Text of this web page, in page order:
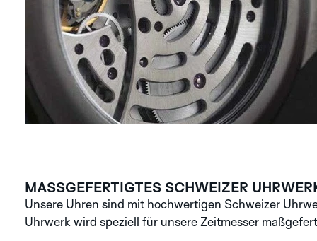
MASSGEFERTIGTES SCHWEIZER
Unsere Uhren sind mit hochwertigen Schweizer
Uhrwerk wird speziell für unsere Zeitmesser